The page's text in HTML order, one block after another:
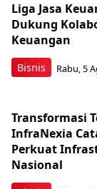
Bisnis
Liga Jasa
Dukung
Keuangan
Rabu, 5
Transformasi
InfraNexia
Perkuat
Nasional